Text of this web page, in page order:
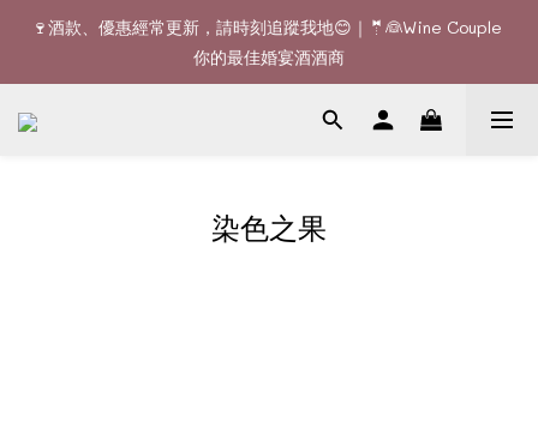
🚚全單滿$1200或6支可享免費送貨 (香港)｜🆕全新澳門送貨服務
(詳情請查詢)
🍷酒款、優惠經常更新，請時刻追蹤我地😊｜🤵👰Wine Couple
你的最佳婚宴酒酒商
🚚全單滿$1200或6支可享免費送貨 (香港)｜🆕全新澳門送貨服務
染色之果